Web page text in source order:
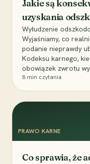
Jakie są
uzyskania
Wyłudzenie
Wyjaśniamy, co
podanie nieprawdy
Kodeksu karnego,
obowiązek zwrotu
8 min czytania
PRAWO KARNE
Co sprawia, że